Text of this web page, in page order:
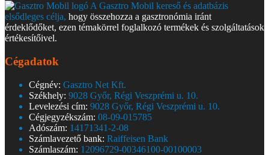
A Gasztro Mobil kereső és adatbázis
elsődleges célja, hogy összehozza a gasztronómia iránt
érdeklődőket, ezen témakörrel foglalkozó termékek és szolgáltatások
értékesítőivel.
Cégadatok
Cégnév: Gasztro Net Kft.
Székhely: 9028 Győr, Régi Veszprémi u. 10.
Levelezési cím: 9028 Győr, Régi Veszprémi u. 10.
Cégjegyzékszám: 08-09-015785
Adószám: 14171341-2-08
Számlavezető bank: Raiffeisen Bank
Számlaszám: 12096729-00346100-00100003